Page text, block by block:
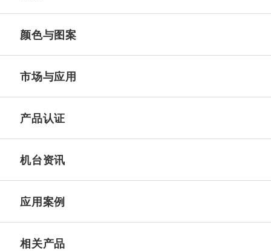
颜色与图案
市场与应用
产品认证
机台资讯
应用案例
相关产品